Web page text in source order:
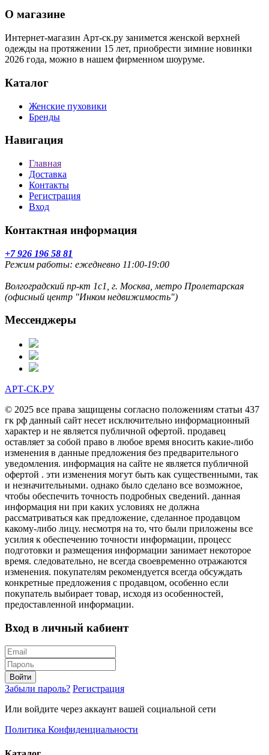
О магазине
Интернет-магазин Арт-ск.ру занимется женской верхней
одежды на протяжении 15 лет, приобрести зимние новинки
2026 года, можно в нашем фирменном шоуруме.
Каталог
Женские пуховики
Бренды
Навигация
Главная
Доставка
Контакты
Регистрация
Вход
Контактная информация
+7 926 196 58 81
Режим работы: ежедневно 11:00-19:00
Волгоградский пр-кт 1с1, г. Москва, метро Пролетарская
(офисный центр "Инком недвижимость")
Мессенджеры
АРТ-СК.РУ
© 2025 все права защищены согласно положениям статьи 437
гк рф данный сайт несет исключительно информационный
характер и не является публичной офертой. продавец
оставляет за собой право в любое время вносить какие-либо
изменения в данные предложения без предварительного
уведомления. информация на сайте не является публичной
офертой . эти изменения могут быть как существенными, так
и незначительными. однако было сделано все возможное,
чтобы обеспечить точность подробных сведений. данная
информация ни при каких условиях не должна
рассматриваться как предложение, сделанное продавцом
какому-либо лицу. несмотря на то, что были приложены все
усилия к обеспечению точности информации, процесс
подготовки и размещения информации занимает некоторое
время. следовательно, не всегда своевременно отражаются
изменения. покупателям рекомендуется всегда обсуждать
конкретные предложения с продавцом, особенно если
покупатель выбирает товар, исходя из особенностей,
предоставленной информации.
Вход в личный кабиент
Войти
Забыли пароль? Регистрация
Или войдите через аккаунт вашей социальной сети
Политика Конфиденциальности